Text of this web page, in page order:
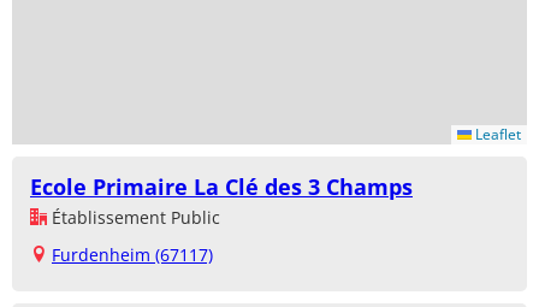
Leaflet
Ecole Primaire La Clé des 3 Champs
Établissement Public
Furdenheim (67117)